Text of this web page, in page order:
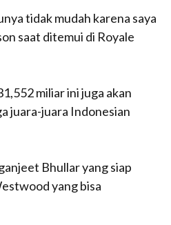
tidak mudah karena saya
saat ditemui di Royale
miliar ini juga akan
juara-juara Indonesian
Bhullar yang siap
yang bisa